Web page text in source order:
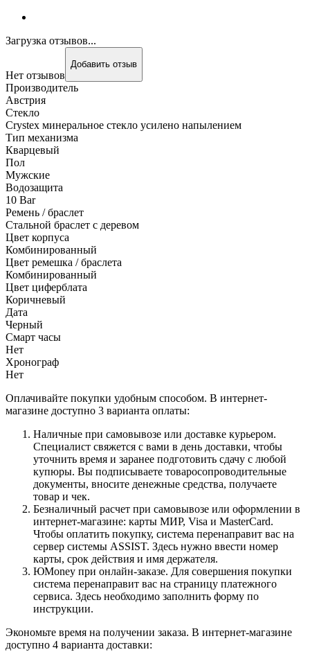
Загрузка отзывов...
Нет отзывов
Добавить отзыв
Производитель
Австрия
Стекло
Crystex минеральное стекло усилено напылением
Тип механизма
Кварцевый
Пол
Мужские
Водозащита
10 Bar
Ремень / браслет
Стальной браслет с деревом
Цвет корпуса
Комбинированный
Цвет ремешка / браслета
Комбинированный
Цвет циферблата
Коричневый
Дата
Черный
Смарт часы
Нет
Хронограф
Нет
Оплачивайте покупки удобным способом. В интернет-
магазине доступно 3 варианта оплаты:
Наличные при самовывозе или доставке курьером.
Специалист свяжется с вами в день доставки, чтобы
уточнить время и заранее подготовить сдачу с любой
купюры. Вы подписываете товаросопроводительные
документы, вносите денежные средства, получаете
товар и чек.
Безналичный расчет при самовывозе или оформлении в
интернет-магазине: карты МИР, Visa и MasterCard.
Чтобы оплатить покупку, система перенаправит вас на
сервер системы ASSIST. Здесь нужно ввести номер
карты, срок действия и имя держателя.
ЮMoney при онлайн-заказе. Для совершения покупки
система перенаправит вас на страницу платежного
сервиса. Здесь необходимо заполнить форму по
инструкции.
Экономьте время на получении заказа. В интернет-магазине
доступно 4 варианта доставки: